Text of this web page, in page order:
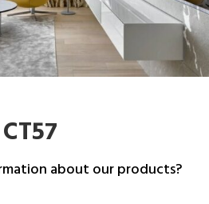
CT57
about our products?